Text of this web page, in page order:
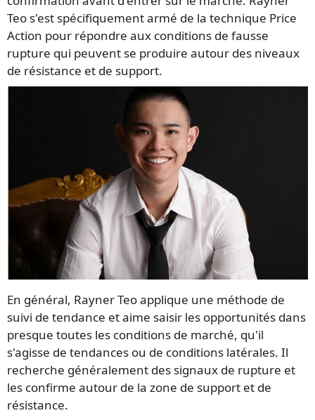
Teo s'est spécifiquement armé de la technique Price
Action pour répondre aux conditions de fausse
rupture qui peuvent se produire autour des niveaux
de résistance et de support.
En général, Rayner Teo applique une méthode de
suivi de tendance et aime saisir les opportunités dans
presque toutes les conditions de marché, qu'il
s'agisse de tendances ou de conditions latérales. Il
recherche généralement des signaux de rupture et
les confirme autour de la zone de support et de
résistance.